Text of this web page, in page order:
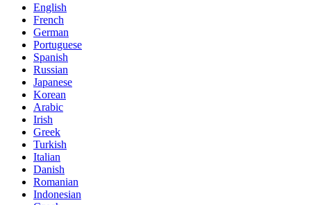
English
French
German
Portuguese
Spanish
Russian
Japanese
Korean
Arabic
Irish
Greek
Turkish
Italian
Danish
Romanian
Indonesian